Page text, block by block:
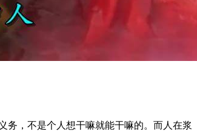
务，不是个人想干嘛就能干嘛的。而人在浆